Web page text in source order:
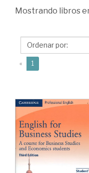
Mackenzie,
Mostrando libros
« 1